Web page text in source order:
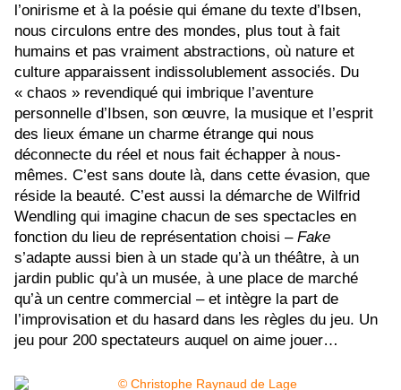
l’onirisme et à la poésie qui émane du texte d’Ibsen,
nous circulons entre des mondes, plus tout à fait
humains et pas vraiment abstractions, où nature et
culture apparaissent indissolublement associés. Du
« chaos » revendiqué qui imbrique l’aventure
personnelle d’Ibsen, son œuvre, la musique et l’esprit
des lieux émane un charme étrange qui nous
déconnecte du réel et nous fait échapper à nous-
mêmes. C’est sans doute là, dans cette évasion, que
réside la beauté. C’est aussi la démarche de Wilfrid
Wendling qui imagine chacun de ses spectacles en
fonction du lieu de représentation choisi – Fake
s’adapte aussi bien à un stade qu’à un théâtre, à un
jardin public qu’à un musée, à une place de marché
qu’à un centre commercial – et intègre la part de
l’improvisation et du hasard dans les règles du jeu. Un
jeu pour 200 spectateurs auquel on aime jouer…